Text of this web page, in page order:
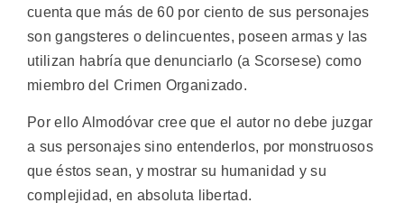
cuenta que más de 60 por ciento de sus personajes
son gangsteres o delincuentes, poseen armas y las
utilizan habría que denunciarlo (a Scorsese) como
miembro del Crimen Organizado.
Por ello Almodóvar cree que el autor no debe juzgar
a sus personajes sino entenderlos, por monstruosos
que éstos sean, y mostrar su humanidad y su
complejidad, en absoluta libertad.